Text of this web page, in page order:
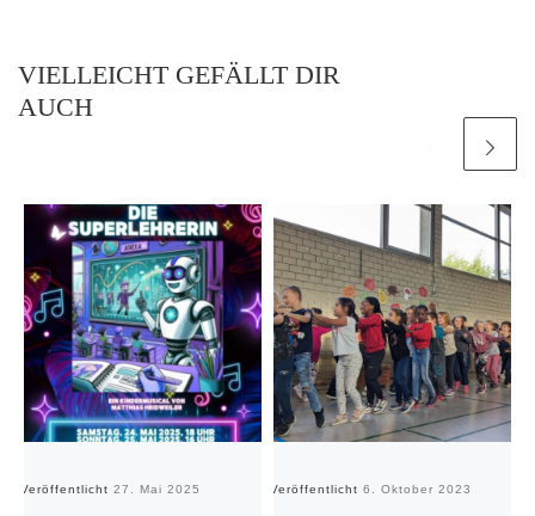
VIELLEICHT GEFÄLLT DIR
AUCH
Veröffentlicht 27. Mai 2025 Veröffentlicht 6. Oktober 2023